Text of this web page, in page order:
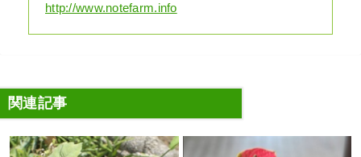
http://www.notefarm.info
関連記事